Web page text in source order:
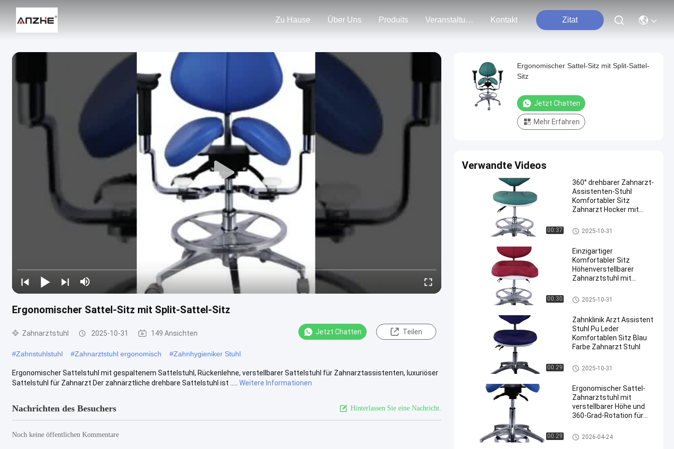
Zu Hause Über Uns Produits Veranstaltungen Kontakt Zitat
Ergonomischer Sattel-Sitz mit Split-Sattel-Sitz
Zahnarztstuhl 2025-10-31 149 Ansichten Jetzt Chatten Teilen
#Zahnstuhlstuhl #Zahnarztstuhl ergonomisch #Zahnhygieniker Stuhl
Ergonomischer Sattelstuhl mit gespaltenem Sattelstuhl, Rückenlehne, verstellbarer Sattelstuhl für Zahnarztassistenten, luxuriöser
Sattelstuhl für Zahnarzt Der zahnärztliche drehbare Sattelstuhl ist .....
Weitere Informationen
Nachrichten des Besuchers Hinterlassen Sie eine Nachricht.
Noch keine öffentlichen Kommentare
Ergonomischer Sattel-Sitz mit Split-Sattel-
Sitz
Jetzt Chatten
Mehr Erfahren
Verwandte Videos
00:37
360° drehbarer Zahnarzt-
Assistenten-Stuhl
Komfortabler Sitz
Zahnarzt Hocker mit
Zahnarztstuhl
2025-10-31
00:30
Einzigartiger
Komfortabler Sitz
Höhenverstellbarer
Zahnarztstuhl mit
Zahnarztstuhl
2025-10-31
00:29
Zahnklinik Arzt Assistent
Stuhl Pu Leder
Komfortablen Sitz Blau
Farbe Zahnarzt Stuhl
Zahnarztstuhl
2025-10-31
00:29
Ergonomischer Sattel-
Zahnarztstuhl mit
verstellbarer Höhe und
360-Grad-Rotation für
Krankenhäuser
Zahnarztstuhl
2026-04-24